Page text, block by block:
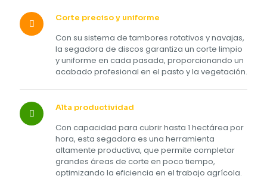
Corte preciso y uniforme
Con su sistema de tambores rotativos y navajas,
la segadora de discos garantiza un corte limpio
y uniforme en cada pasada, proporcionando un
acabado profesional en el pasto y la vegetación.
Alta productividad
Con capacidad para cubrir hasta 1 hectárea por
hora, esta segadora es una herramienta
altamente productiva, que permite completar
grandes áreas de corte en poco tiempo,
optimizando la eficiencia en el trabajo agrícola.